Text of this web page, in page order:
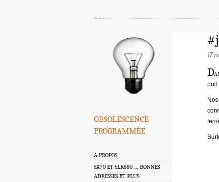
obsolescence
programmée
A PROPOS
SX70 ET SLR680 … BONNES
ADRESSES ET PLUS
17
D
port